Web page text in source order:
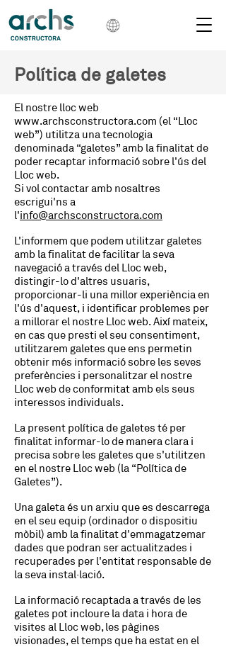
Política de galetes
El nostre lloc web
www.archsconstructora.com (el “Lloc
web”) utilitza una tecnologia
denominada “galetes” amb la finalitat de
poder recaptar informació sobre l'ús del
Lloc web.
Si vol contactar amb nosaltres
escrigui'ns a
l'info@archsconstructora.com
L'informem que podem utilitzar galetes
amb la finalitat de facilitar la seva
navegació a través del Lloc web,
distingir-lo d'altres usuaris,
proporcionar-li una millor experiència en
l'ús d'aquest, i identificar problemes per
a millorar el nostre Lloc web. Així mateix,
en cas que presti el seu consentiment,
utilitzarem galetes que ens permetin
obtenir més informació sobre les seves
preferències i personalitzar el nostre
Lloc web de conformitat amb els seus
interessos individuals.
La present política de galetes té per
finalitat informar-lo de manera clara i
precisa sobre les galetes que s'utilitzen
en el nostre Lloc web (la “Política de
Galetes”).
Una galeta és un arxiu que es descarrega
en el seu equip (ordinador o dispositiu
mòbil) amb la finalitat d'emmagatzemar
dades que podran ser actualitzades i
recuperades per l'entitat responsable de
la seva instal·lació.
La informació recaptada a través de les
galetes pot incloure la data i hora de
visites al Lloc web, les pàgines
visionades, el temps que ha estat en el